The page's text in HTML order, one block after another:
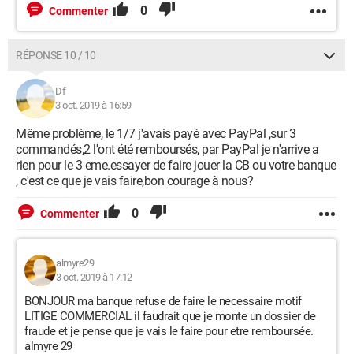
Commenter 0
RÉPONSE 10 / 10
Df
3 oct. 2019 à 16:59
Même problème, le 1/7 j'avais payé avec PayPal ,sur 3
commandés,2 l'ont été remboursés, par PayPal je n'arrive a
rien pour le 3 eme.essayer de faire jouer la CB ou votre banque
, c'est ce que je vais faire,bon courage à nous?
Commenter 0
almyre29
3 oct. 2019 à 17:12
BONJOUR ma banque refuse de faire le necessaire motif
LITIGE COMMERCIAL il faudrait que je monte un dossier de
fraude et je pense que je vais le faire pour etre remboursée.
almyre 29